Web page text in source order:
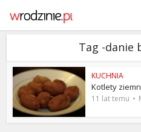
Tag -danie
KUCHNIA
Kotlety
11 lat temu